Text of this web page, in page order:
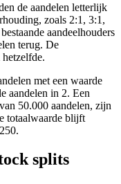
de aandelen letterlijk
zoals 2:1, 3:1,
aandeelhouders
terug. De
met een waarde
aandelen in 2. Een
50.000 aandelen, zijn
totaalwaarde blijft
splits